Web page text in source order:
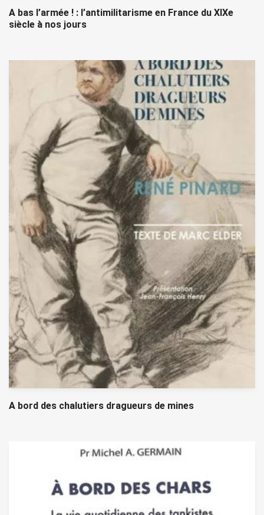
A bas l’armée ! : l’antimilitarisme en France du XIXe
siècle à nos jours
A bord des chalutiers dragueurs de mines